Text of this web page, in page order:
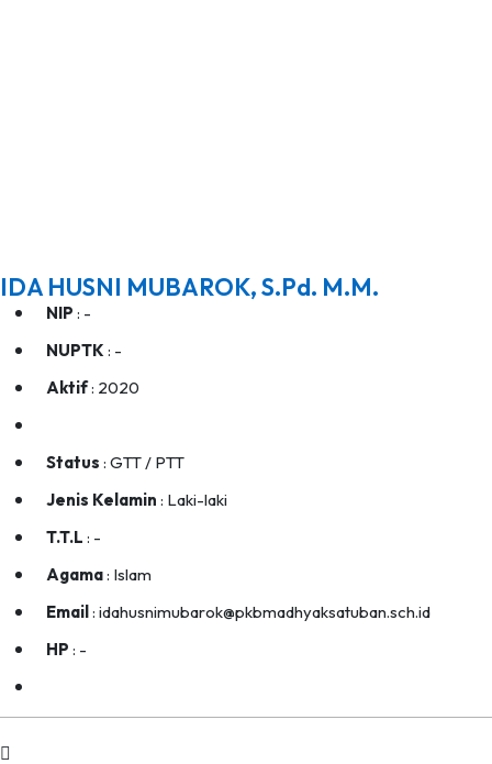
IDA HUSNI MUBAROK, S.Pd. M.M.
NIP : -
NUPTK : -
Aktif: 2020
Status : GTT / PTT
Jenis Kelamin : Laki-laki
T.T.L : -
Agama: Islam
Email: idahusnimubarok@pkbmadhyaksatuban.sch.id
HP : -